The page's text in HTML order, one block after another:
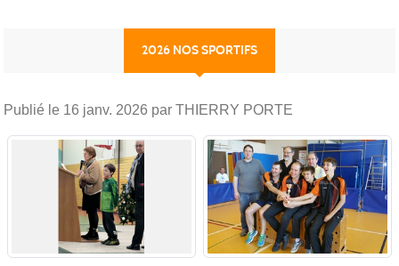
2026 NOS SPORTIFS
Publié le 16 janv. 2026 par THIERRY PORTE